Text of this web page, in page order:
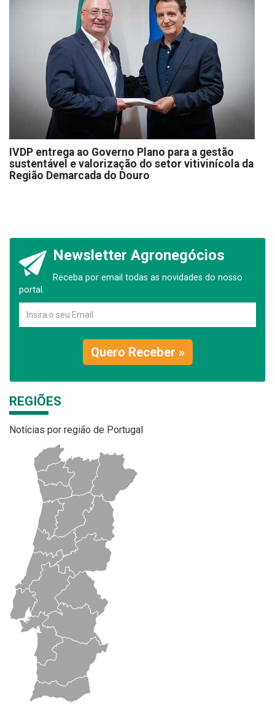
IVDP entrega ao Governo Plano para a gestão
sustentável e valorização do setor vitivinícola da
Região Demarcada do Douro
Newsletter Agronegócios
Receba por email todas as novidades do nosso
portal.
Quero Receber »
REGIÕES
Notícias por região de Portugal